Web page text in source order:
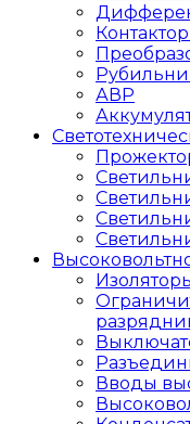
АВР
Вводы